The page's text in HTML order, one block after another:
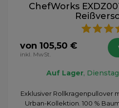
ChefWorks
von 105,50 €
inkl. MwSt.
Auf Lager,
Exklusiver Rollkragenpullover
Urban-Kollektion. 100 %